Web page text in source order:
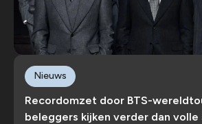
Recordomzet door BTS-
beleggers kijken verder dan volle
Nieuws